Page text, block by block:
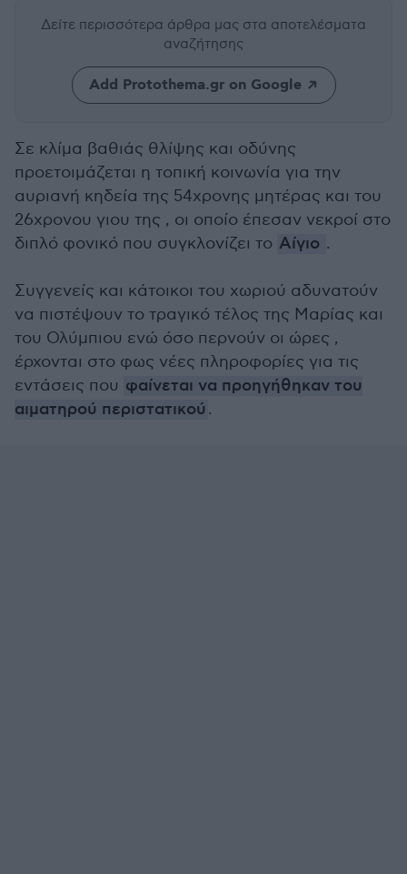
Δείτε περισσότερα άρθρα μας στα αποτελέσματα
αναζήτησης
Add Protothema.gr on Google
Σε κλίμα βαθιάς θλίψης και οδύνης
προετοιμάζεται η τοπική κοινωνία για την
αυριανή κηδεία της 54χρονης μητέρας και του
26χρονου γιου της , οι οποίο έπεσαν νεκροί στο
διπλό φονικό που συγκλονίζει το Αίγιο .
Συγγενείς και κάτοικοι του χωριού αδυνατούν
να πιστέψουν το τραγικό τέλος της Μαρίας και
του Ολύμπιου ενώ όσο περνούν οι ώρες ,
έρχονται στο φως νέες πληροφορίες για τις
εντάσεις που φαίνεται να προηγήθηκαν του
αιματηρού περιστατικού .